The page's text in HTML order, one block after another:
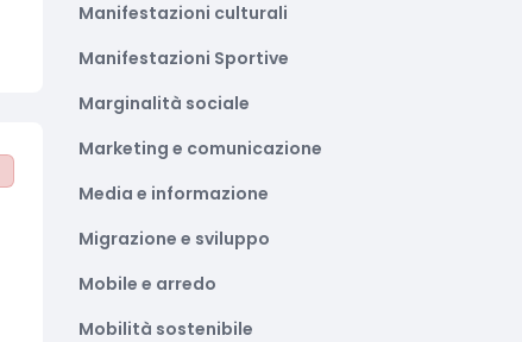
Manifestazioni culturali
Manifestazioni Sportive
Marginalità sociale
Marketing e comunicazione
Media e informazione
Migrazione e sviluppo
Mobile e arredo
Mobilità sostenibile